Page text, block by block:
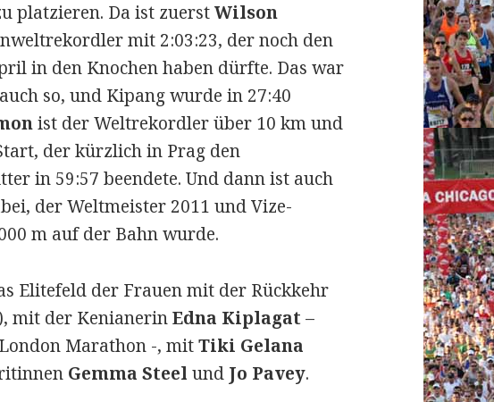
platzieren. Da ist zuerstWilson
mit 2:03:23, der noch den
in den Knochen haben dürfte. Das war
so, und Kipang wurde in 27:40
ist der Weltrekordler über 10 km und
der kürzlich in Prag den
in 59:57 beendete. Und dann ist auch
der Weltmeister 2011 und Vize-
m auf der Bahn wurde.
Elitefeld der Frauen mit der Rückkehr
mit der KenianerinEdna Kiplagat –
Marathon -, mitTiki Gelana
Gemma Steel und Jo Pavey.